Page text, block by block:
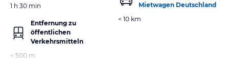
1 h 30 min
Entfernung zu
öffentlichen
Verkehrsmitteln
< 500 m
Mietwagen Deutschland
< 10 km